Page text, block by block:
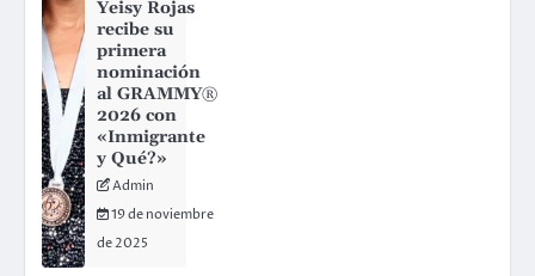
Yeisy Rojas
recibe su
primera
nominación
al GRAMMY®
2026 con
«Inmigrante
y Qué?»
Admin
19 de noviembre
de 2025